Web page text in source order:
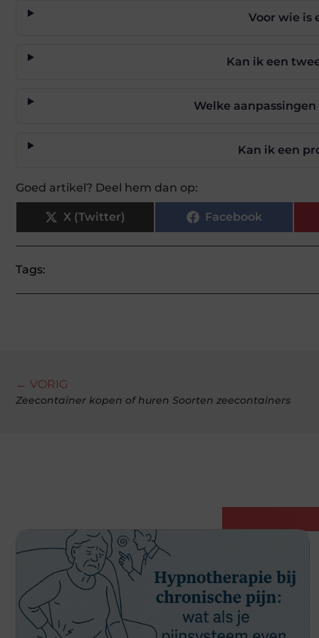
Voor wie is
Kan ik een
Welke
Kan ik een
Goed artikel? Deel hem dan op:
X (Twitter) Facebook
Tags:
← VORIG
Zeecontainer kopen of huren Soorten zeecontainers